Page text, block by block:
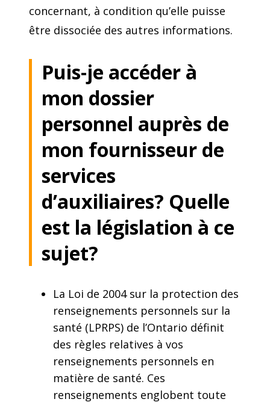
concernant, à condition qu’elle puisse
être dissociée des autres informations.
Puis-je accéder à
mon dossier
personnel auprès de
mon fournisseur de
services
d’auxiliaires? Quelle
est la législation à ce
sujet?
La Loi de 2004 sur la protection des
renseignements personnels sur la
santé (LPRPS) de l’Ontario définit
des règles relatives à vos
renseignements personnels en
matière de santé. Ces
renseignements englobent toute